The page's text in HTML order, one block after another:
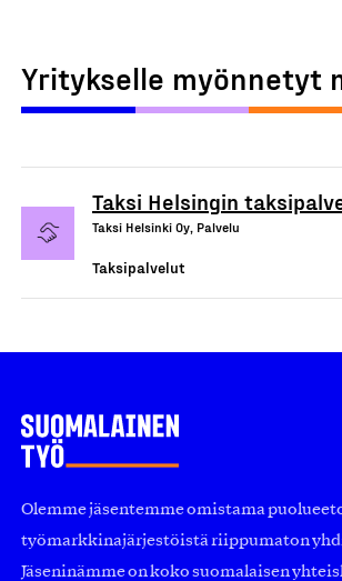
Yritykselle myönnetyt
Taksi Helsingin
Taksi Helsinki Oy, Palvelu
Taksipalvelut
Olemme jäsentemme omistama
työmarkkinajärjestöistä riippumaton
Jäseninämme on koko suomalaisen